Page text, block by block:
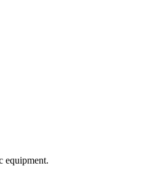
equipment.